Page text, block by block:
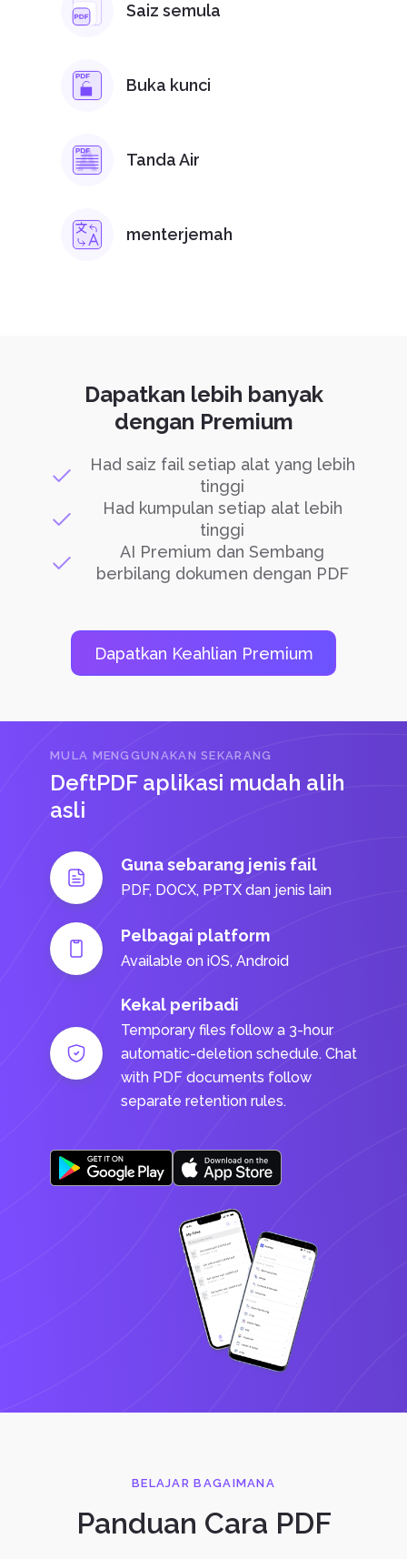
Saiz semula
Buka kunci
Tanda Air
menterjemah
Dapatkan lebih banyak
dengan Premium
Had saiz fail setiap alat yang lebih
tinggi
Had kumpulan setiap alat lebih
tinggi
AI Premium dan Sembang
berbilang dokumen dengan PDF
Dapatkan Keahlian Premium
MULA MENGGUNAKAN SEKARANG
DeftPDF aplikasi mudah alih
asli
Guna sebarang jenis fail
PDF, DOCX, PPTX dan jenis lain
Pelbagai platform
Available on iOS, Android
Kekal peribadi
Temporary files follow a 3-hour
automatic-deletion schedule. Chat
with PDF documents follow
separate retention rules.
BELAJAR BAGAIMANA
Panduan Cara PDF